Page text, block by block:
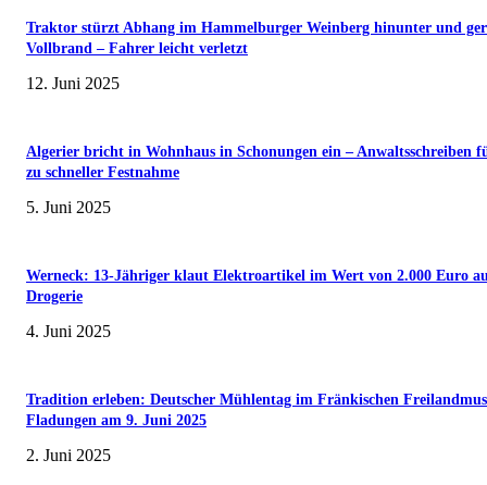
Traktor stürzt Abhang im Hammelburger Weinberg hinunter und
Vollbrand – Fahrer leicht verletzt
12. Juni 2025
Algerier bricht in Wohnhaus in Schonungen ein – Anwaltsschreiben
zu schneller Festnahme
5. Juni 2025
Werneck: 13-Jähriger klaut Elektroartikel im Wert von 2.000 Euro
Drogerie
4. Juni 2025
Tradition erleben: Deutscher Mühlentag im Fränkischen
Fladungen am 9. Juni 2025
2. Juni 2025